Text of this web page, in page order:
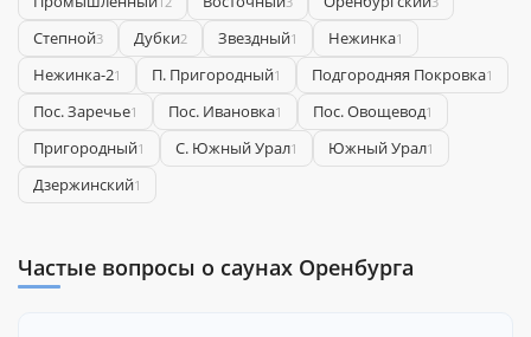
Степной3 Дубки2 Звездный1 Нежинка1
Нежинка-21 П. Пригородный1 Подгородняя Покровка1
Пос. Заречье1 Пос. Ивановка1 Пос. Овощевод1
Пригородный1 С. Южный Урал1 Южный Урал1
​Дзержинский1
Частые вопросы о саунах Оренбурга